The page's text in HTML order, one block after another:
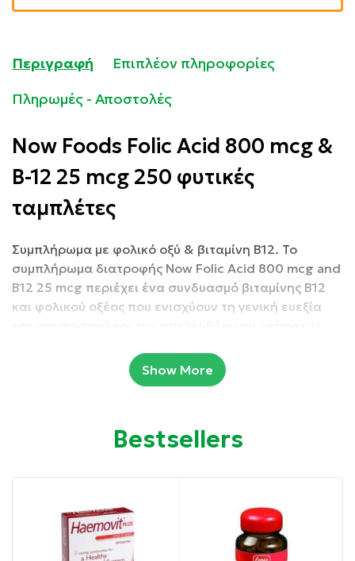
Περιγραφή
Επιπλέον πληροφορίες
Πληρωμές - Αποστολές
Now Foods Folic Acid 800 mcg &
B-12 25 mcg 250 φυτικές
ταμπλέτες
Συμπλήρωμα με φολικό οξύ & βιταμίνη B12. Το
συμπλήρωμα διατροφής Now Folic Acid 800 mcg and
B12 25 mcg περιέχει ένα συνδυασμό βιταμίνης Β12
και φολικού οξέος που ενισχύουν τη γενική ευεξία
Κατάλληλο για χορτοφάγους και vegans.
καρδιαγγειακού όσο και του νευρικού συστήματος.
Βοηθάει στη διατήρηση του υγιή μεταβολισμού
Show More
Bestsellers